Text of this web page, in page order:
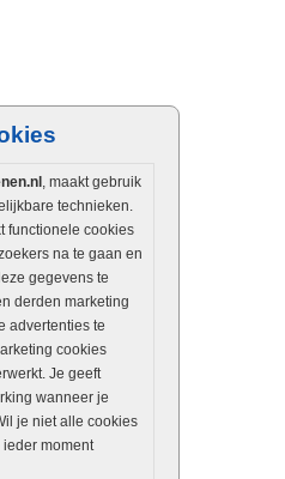
, maakt gebruik
technieken.
functionele cookies
na te gaan en
gegevens te
derden marketing
advertenties te
cookies
Je geeft
wanneer je
je niet alle cookies
moment